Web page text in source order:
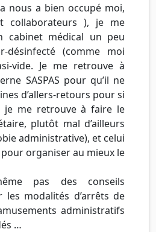
nous a bien occupé moi,
collaborateurs ), je me
cabinet médical un peu
désinfecté (comme moi
vide. Je me retrouve à
SASPAS pour qu’il ne
d’allers-retours pour si
je me retrouve à faire le
plutôt mal d’ailleurs
administrative), et celui
organiser au mieux le
pas des conseils
les modalités d’arrêts de
administratifs
…